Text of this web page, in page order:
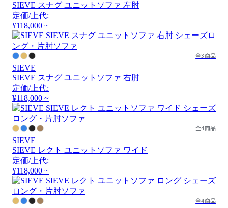
SIEVE スナグ ユニットソファ 左肘
定価/上代:
¥118,000 ~
全3商品
SIEVE
SIEVE スナグ ユニットソファ 右肘
定価/上代:
¥118,000 ~
全4商品
SIEVE
SIEVE レクト ユニットソファ ワイド
定価/上代:
¥118,000 ~
全4商品